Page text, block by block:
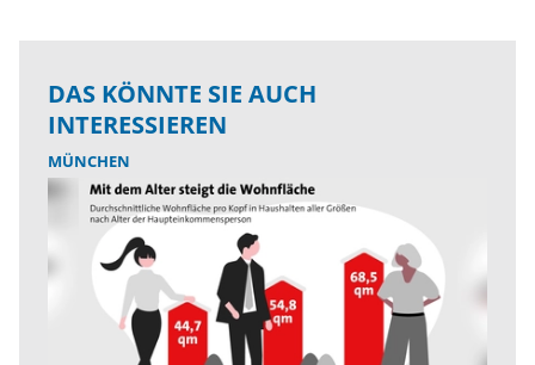
DAS KÖNNTE SIE AUCH
INTERESSIEREN
MÜNCHEN